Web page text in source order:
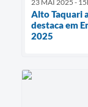
23 MAI 2025 -
Alto Taquari
destaca em
2025